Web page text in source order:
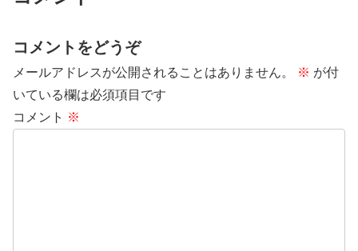
コメントをどうぞ
メールアドレスが公開されることはありません。 ※ が付
いている欄は必須項目です
コメント ※